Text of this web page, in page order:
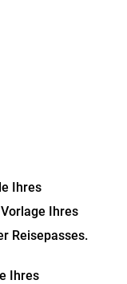
Ihres
Ihres
Reisepasses.
Ihres